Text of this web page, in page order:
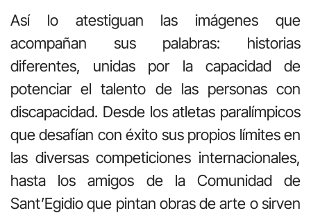
Así lo atestiguan las imágenes que
acompañan sus palabras: historias
diferentes, unidas por la capacidad de
potenciar el talento de las personas con
discapacidad. Desde los atletas paralímpicos
que desafían con éxito sus propios límites en
las diversas competiciones internacionales,
hasta los amigos de la Comunidad de
Sant’Egidio que pintan obras de arte o sirven